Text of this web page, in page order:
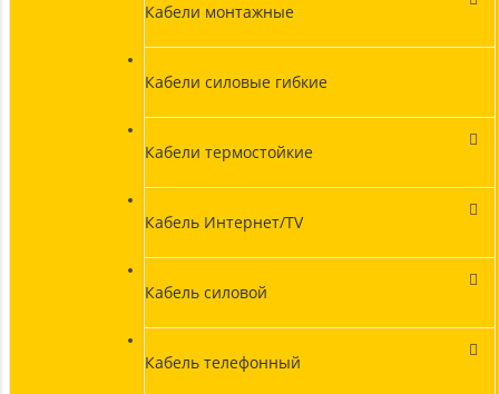
Кабели монтажные
Кабели силовые гибкие
Кабели термостойкие
Кабель Интернет/TV
Кабель силовой
Кабель телефонный